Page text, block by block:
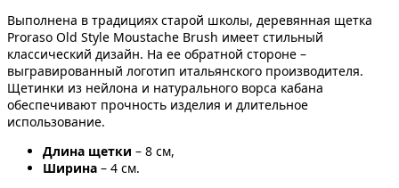
Выполнена в традициях старой школы, деревянная щетка
Proraso Old Style Moustache Brush имеет стильный
классический дизайн. На ее обратной стороне –
выгравированный логотип итальянского производителя.
Щетинки из нейлона и натурального ворса кабана
обеспечивают прочность изделия и длительное
использование.
Длина щетки – 8 см,
Ширина – 4 см.